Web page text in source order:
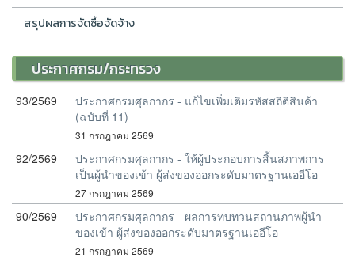
สรุปผลการจัดซื้อจัดจ้าง
ประกาศกรม/กระทรวง
93/2569
ประกาศกรมศุลกากร - แก้ไขเพิ่มเติมรหัสสถิติสินค้า
(ฉบับที่ 11)
31 กรกฎาคม 2569
92/2569
ประกาศกรมศุลกากร - ให้ผู้ประกอบการสิ้นสภาพการ
เป็นผู้นำของเข้า ผู้ส่งของออกระดับมาตรฐานเออีโอ
27 กรกฎาคม 2569
90/2569
ประกาศกรมศุลกากร - ผลการทบทวนสถานภาพผู้นำ
ของเข้า ผู้ส่งของออกระดับมาตรฐานเออีโอ
21 กรกฎาคม 2569